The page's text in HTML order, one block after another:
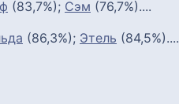
(83,7%); Сэм (76,7%)....
(86,3%); Этель (84,5%)....